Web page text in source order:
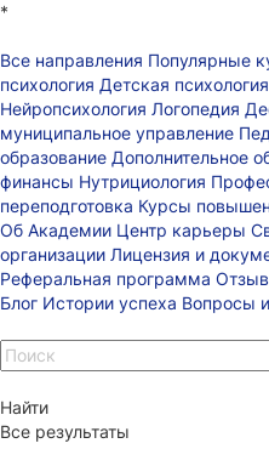
*
Все направления Популярные
психология Детская психология
Нейропсихология Логопедия
муниципальное управление
образование Дополнительное
финансы Нутрициология
переподготовка Курсы
Об Академии Центр карьеры
организации Лицензия и
Реферальная программа
Блог Истории успеха Вопросы
Найти
Все результаты